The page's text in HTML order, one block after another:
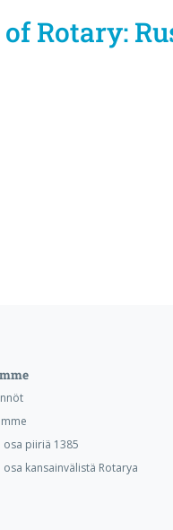
Rotary:
osa piiriä 1385
osa kansainvälistä Rotarya